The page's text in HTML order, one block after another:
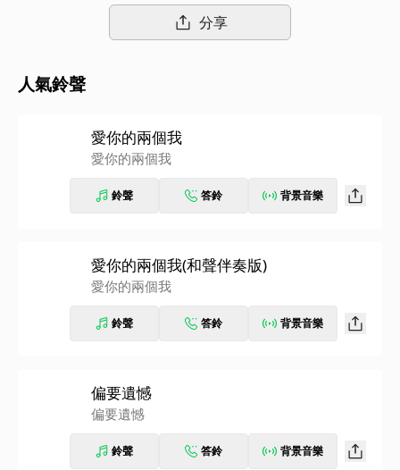
分享
人氣鈴聲
愛你的兩個我
愛你的兩個我
鈴聲 答鈴 背景音樂
愛你的兩個我(和聲伴奏版)
愛你的兩個我
鈴聲 答鈴 背景音樂
偏要遺憾
偏要遺憾
鈴聲 答鈴 背景音樂